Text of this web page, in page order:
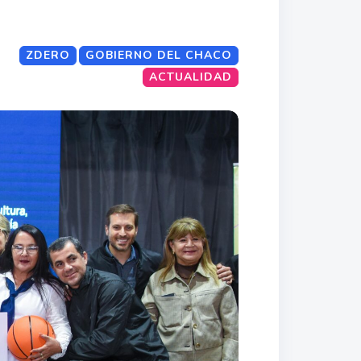
GOBIERNO DEL CHACO
ZDERO
ACTUALIDAD